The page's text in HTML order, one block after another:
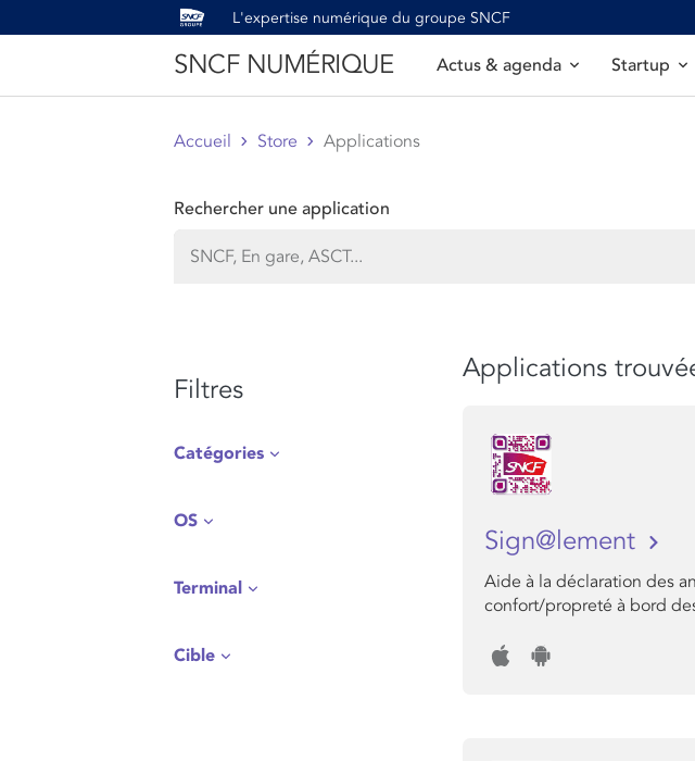
L'expertise numérique du groupe SNCF
SNCF NUMÉRIQUE Actus & agenda Startup
Accueil Store Applications
Rechercher une application
Filtres
Catégories
OS
Terminal
Cible
Applications
Sign@lement
Aide à la déclaration des
confort/propreté à bord